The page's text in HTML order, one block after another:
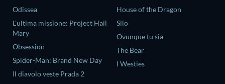
Odissea
L'ultima missione: Project Hail
Mary
Obsession
Spider-Man: Brand New Day
Il diavolo veste Prada 2
House of the Dragon
Silo
Ovunque tu sia
The Bear
I Westies